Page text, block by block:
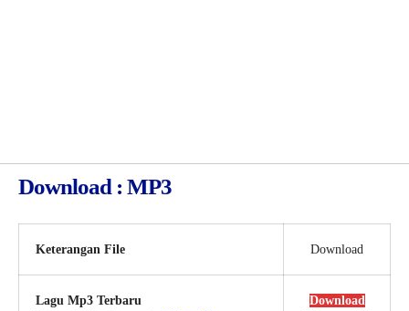
Download : MP3
Keterangan File Download
Lagu Mp3 Terbaru
Download